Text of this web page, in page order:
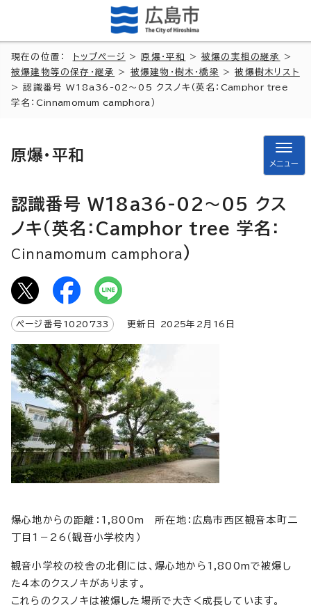
現在の位置： トップページ >原爆・平和 >被爆の実相の継承
>
被爆建物等の保存・継承
> 被爆建物・樹木・橋梁 >被爆樹木リスト
> 認識番号 W18a36-02～05 クスノキ（英名： Camphor tree
学名： Cinnamomum camphora ）
原爆・平和
メニュー
認識番号 W18a36-02～05 クス
ノキ（英名： Camphor tree 学名：
Cinnamomum camphora ）
ページ番号 1020733 更新日 2025年2月 16 日
爆心地からの距離：1,800m 所在地：広島市西区観音本町二
丁目1－26（観音小学校内）
観音小学校の校舎の北側には、爆心地から1,800mで被爆し
た4本のクスノキがあります。
これらのクスノキは被爆した場所で大きく成長しています。